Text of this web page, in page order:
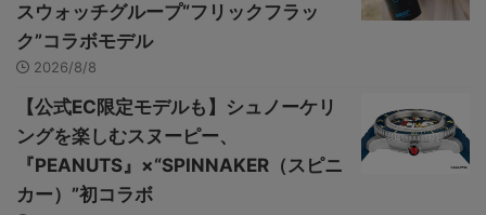
スウォッチグループ“フリックフラッ
ク”コラボモデル
2026/8/8
【公式EC限定モデルも】シュノーケリ
ングを楽しむスヌーピー、
『PEANUTS』×“SPINNAKER（スピニ
カー）”初コラボ